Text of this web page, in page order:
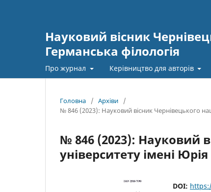
Науковий вісник
Германська філологія
Про журнал Керівництво для авторів
Головна / Архіви
/
№ 846 (2023): Науковий вісник Чернівецького
№ 846 (2023): Науковий
університету імені
DOI: